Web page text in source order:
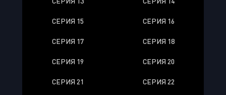
СЕРИЯ 15 СЕРИЯ 16
СЕРИЯ 17 СЕРИЯ 18
СЕРИЯ 19 СЕРИЯ 20
СЕРИЯ 21 СЕРИЯ 22